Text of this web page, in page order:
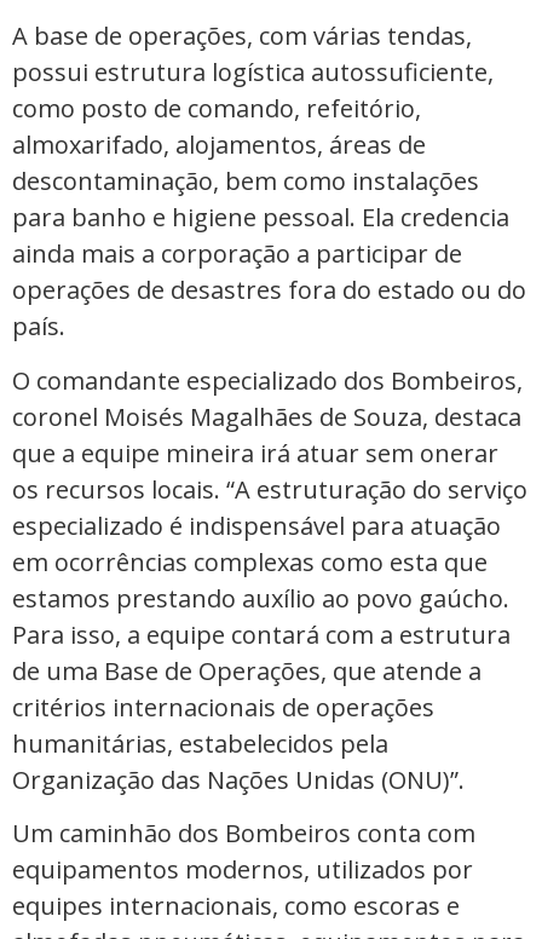
A base de operações, com várias tendas,
possui estrutura logística autossuficiente,
como posto de comando, refeitório,
almoxarifado, alojamentos, áreas de
descontaminação, bem como instalações
para banho e higiene pessoal. Ela credencia
ainda mais a corporação a participar de
operações de desastres fora do estado ou do
país.
O comandante especializado dos Bombeiros,
coronel Moisés Magalhães de Souza, destaca
que a equipe mineira irá atuar sem onerar
os recursos locais. “A estruturação do serviço
especializado é indispensável para atuação
em ocorrências complexas como esta que
estamos prestando auxílio ao povo gaúcho.
Para isso, a equipe contará com a estrutura
de uma Base de Operações, que atende a
critérios internacionais de operações
humanitárias, estabelecidos pela
Organização das Nações Unidas (ONU)”.
Um caminhão dos Bombeiros conta com
equipamentos modernos, utilizados por
equipes internacionais, como escoras e